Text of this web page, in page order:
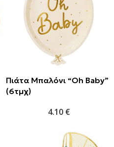
Πιάτα Μπαλόνι “Oh Baby”
(6τμχ)
4.10 €